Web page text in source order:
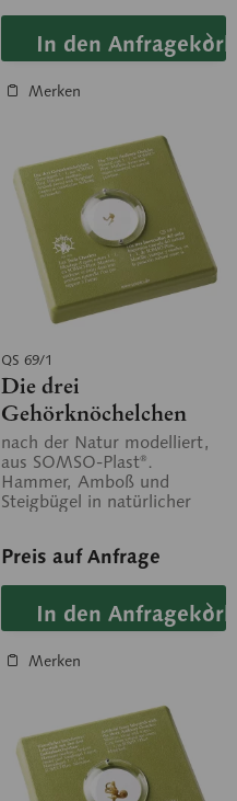
In den Anfragekorb
Merken
QS 69/1
Die drei
Gehörknöchelchen
nach der Natur modelliert,
aus SOMSO-Plast®.
Hammer, Amboß und
Steigbügel in natürlicher
Preis auf Anfrage
In den Anfragekorb
Merken